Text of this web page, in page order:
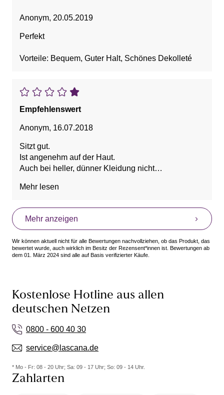
Anonym, 20.05.2019
Perfekt
Vorteile: Bequem, Guter Halt, Schönes Dekolleté
Empfehlenswert
Anonym, 16.07.2018
Sitzt gut.
Ist angenehm auf der Haut.
Auch bei heller, dünner Kleidung nicht
Mehr lesen
Mehr anzeigen
Wir können aktuell nicht für alle Bewertungen nachvollziehen, ob das Produkt, das
bewertet wurde, auch wirklich im Besitz der Rezensent*innen ist. Bewertungen ab
dem 01. März 2024 sind alle auf Basis verifizierter Käufe.
Kostenlose Hotline aus allen
deutschen Netzen
0800 - 600 40 30
service@lascana.de
* Mo - Fr: 08 - 20 Uhr; Sa: 09 - 17 Uhr; So: 09 - 14 Uhr.
Zahlarten